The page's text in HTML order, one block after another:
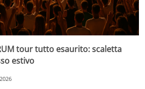
tour tutto esaurito: scaletta
estivo